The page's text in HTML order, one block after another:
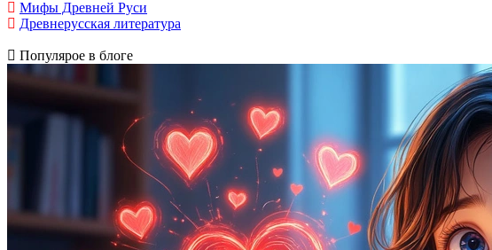
Мифы Древней Руси
Древнерусская литература
Популярое в блоге